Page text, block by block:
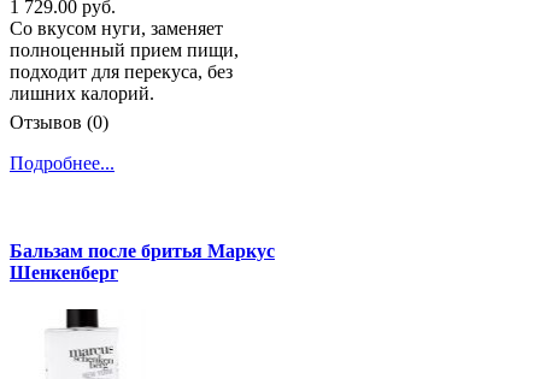
1 729.00 руб.
Со вкусом нуги, заменяет
полноценный прием пищи,
подходит для перекуса, без
лишних калорий.
Отзывов (0)
Подробнее...
Бальзам после бритья Маркус
Шенкенберг